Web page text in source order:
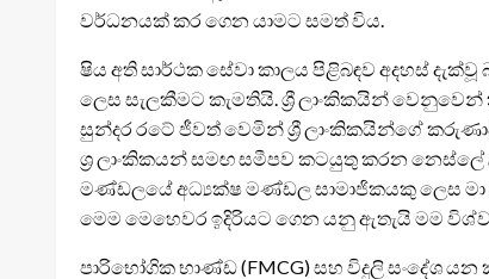
වර්ධනයක් කර ගෙන යාමට සමත් විය.
ෂිය අති සාර්ථක සේවා කාලය පිළිබඳව අදහස්
ලෙස සැලකීමට කැමතියි. ශ්‍රී ලාංකිකයින්
සුන්දර රටේ ජීවත් වෙමින් ශ්‍රී ලාංකිකයින්ගේ
ශ්‍ර ලාංකිකයන් සමඟ සමීපව කටයුතු කරන නෙස්ලේ
මණ්ඩලයේ අධ්‍යක්ෂ මණ්ඩල සාමාජිකයකු ලෙස
මෙම මෙහෙවර ඉදිරියට ගෙන යනු ඇතැයි මම
පාරිභෝගික භාණ්ඩ (FMCG) සහ විදුලි සංදේශ